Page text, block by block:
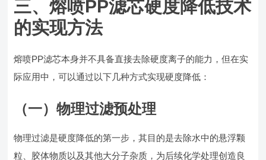
三、熔喷PP滤芯硬度降低技术
的实现方法
熔喷PP滤芯本身并不具备直接去除硬度离子的能力，但在实
际应用中，可以通过以下几种方式实现硬度降低：
（一）物理过滤预处理
物理过滤是硬度降低的第一步，其目的是去除水中的悬浮颗
粒、胶体物质以及其他大分子杂质，为后续化学处理创造良